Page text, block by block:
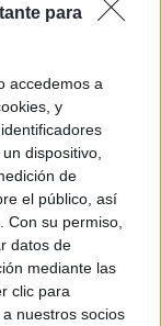
para
accedemos a
y
dispositivo,
de
el público, así
su permiso,
datos de
mediante las
clic para
nuestros socios